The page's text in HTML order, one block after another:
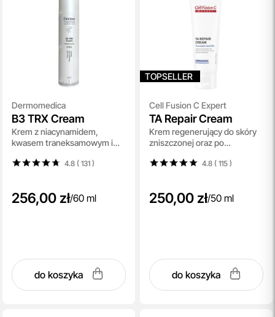
Dermomedica
B3 TRX Cream
Krem z niacynamidem,
kwasem traneksamowym i
4.8 ( 131)
256,00 zł/60 ml
do koszyka
TOPSELLER
Cell Fusion C Expert
TA Repair Cream
Krem regenerujący do skóry
zniszczonej oraz po
4.8 ( 115)
250,00 zł/50 ml
do koszyka